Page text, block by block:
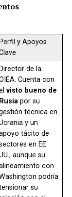
Perfil y Apoyos
Director de la
Cuenta con
visto bueno de
Rusiapor su
técnica en
y un
tácito de
en EE.
aunque su
con
podría
su